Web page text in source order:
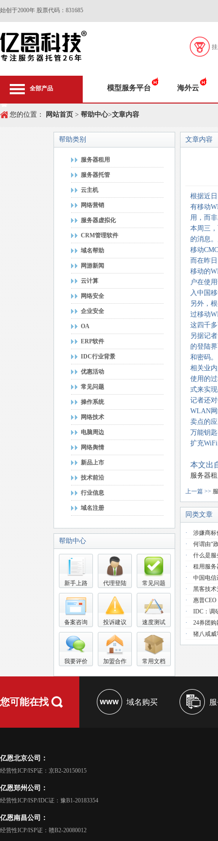
始创于2000年 股票代码：831685
全部产品 模型服务平台 海外云
您的位置： 网站首页 > 帮助中心>文章内容
帮助类别
服务器租用
服务器托管
云主机
网络营销
服务器虚拟化
CRM管理软件
域名帮助
网游新闻
云计算
网络安全
企业安全
OA
ERP软件
IDC行业背景
优惠活动
常见问题
操作系统
网络技术
电脑周边
网络舆情
新品上市
技术前沿
行业信息
域名注册
帮助中心
新手上路 代理登陆 常见问题
备案咨询 投诉建议 速度测试
我要评价 加盟合作 常用文档
文章内容
根据近
有移动
用，而
本周三
的消息
移动
而在昨
移动的
户在使
入中国
另外，
过移动
这四千
另据记
的登陆
和密码。
相关业
使用的
式来实
记者还对
WLAN
卖点的
万能钥
扩充WiFi
本文出
服务器
上一篇 >>
同类文章
· 涉嫌商标
· 何谓由“
· 什么是服
· 租用服务
· 中国电
· 黑客技术
· 惠普
· IDC：调
· 24券团
· 猪八戒威
您可能在找 域名购买
亿恩北京公司：
经营性ICP/ISP证：京B2-20150015
亿恩郑州公司：
经营性ICP/ISP/IDC证：豫B1-20183354
亿恩南昌公司：
经营性ICP/ISP证：赣B2-20080012